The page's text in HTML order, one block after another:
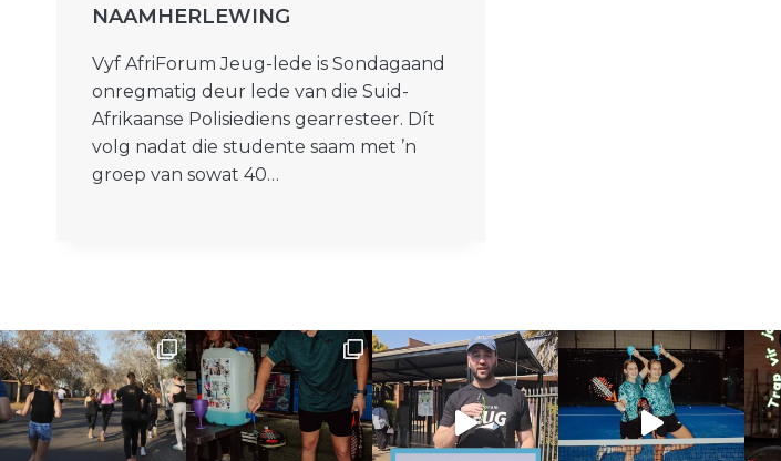
NAAMHERLEWING
Vyf AfriForum Jeug-lede is Sondagaand
onregmatig deur lede van die Suid-
Afrikaanse Polisiediens gearresteer. Dít
volg nadat die studente saam met ’n
groep van sowat 40…